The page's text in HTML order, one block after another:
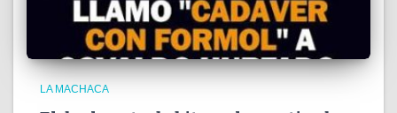
LA MACHACA